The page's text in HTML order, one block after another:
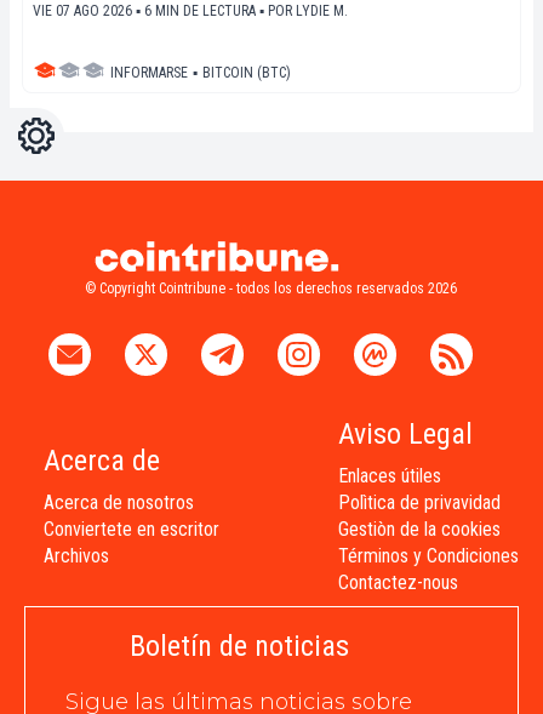
VIE 07 AGO 2026 ▪ 6 MIN DE LECTURA ▪ POR LYDIE M.
INFORMARSE ▪ BITCOIN (BTC)
Ajustes
© Copyright Cointribune - todos los derechos reservados 2026
Acerca de
Acerca de nosotros
Conviertete en escritor
Archivos
Aviso Legal
Enlaces útiles
Polìtica de privavidad
Gestiòn de la cookies
Términos y Condiciones
Contactez-nous
Boletín de noticias
Sigue las últimas noticias sobre